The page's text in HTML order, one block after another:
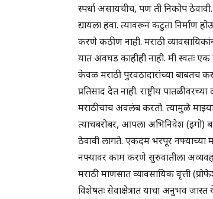
स्पर्धा असायचीच, पण ती निकोप
द्यायला हवा. त्यावरून कटुता निर्माण
करणे कठीण नाही. मराठी
यात अवघड काहीही नाही. मी स्वतः
केवळ मराठी पुरवठादारांच्या बाबतच
प्रतिसाद देत नाही. राष्ट्रीय
मराठीचाच अवलंब करतो. त्यामुळे
त्याचबरोबर, आपला अभिनिवेश (इगो)
ठेवावी लागते. एकदम भरपूर
नफ्यावर काम करणे सुरुवातीला
मराठी माणसात व्यावसायिक वृत्ती
विशेषतः सेवाक्षेत्रात याचा अनुभव